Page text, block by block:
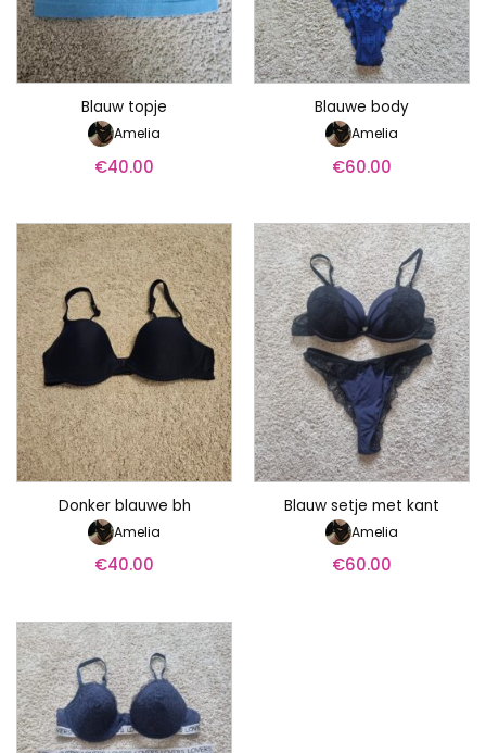
Blauw topje
Amelia
€40.00
Blauwe body
Amelia
€60.00
Donker blauwe bh
Amelia
€40.00
Blauw setje met kant
Amelia
€60.00